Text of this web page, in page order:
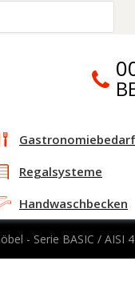
Gastronomiebedarf
Regalsysteme
Handwaschbecken
- Serie BASIC / AISI